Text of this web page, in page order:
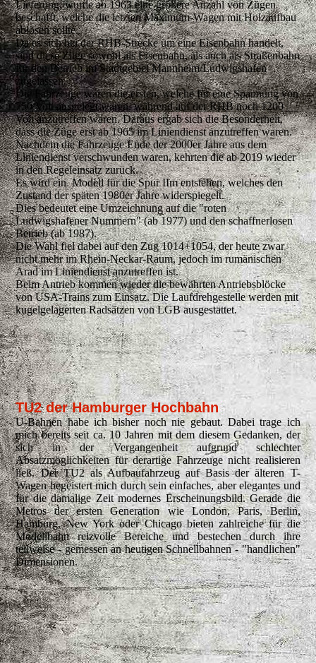
Lieferung, wurde ab 1963 eine größere Anzahl von Zügen
beschafft, welche die letzten Maximum-Wagen mit Holzaufbau
ablösen sollte.
Da es sich bei der RHB-Strecke um eine Eisenbahn handelt,
sind diese Züge sowohl als Eisenbahn, als auch als Straßenbahn
für den Betrieb im Stadtgebiet Mannheim/Ludwigshafen
zugelassen.
Die Fahrzeuge waren die ersten, welche für eine Spannung von
750 Volt ausgelegt waren, während auf der RHB noch 1200
Volt anzutreffen waren. Daraus ergab sich die Besonderheit,
dass die Züge erst ab 1965 im Liniendienst anzutreffen waren.
Nachdem die Fahrzeuge Ende der 2000er Jahre aus dem
Liniendienst verschwunden waren, kehrten die ab 2019 wieder
in den Regeleinsatz zurück.
Es wird ein Modell für die Spur IIm entstehen, welches den
Zustand der späten 1980er Jahre widerspiegelt.
Dies bedeutet eine Umzeichnung auf die "roten
Ludwigshafener Nummern" (ab 1977) und den schaffnerlosen
Betrieb (ab 1987).
Die Wahl fiel dabei auf den Zug 1014+1054, der heute zwar
nicht mehr im Rhein-Neckar-Raum, jedoch im rumänischen
Arad im Liniendienst anzutreffen ist.
Beim Antrieb kommen wieder die bewährten Antriebsblöcke
von USA-Trains zum Einsatz. Die Laufdrehgestelle werden mit
kugelgelagerten Radsätzen von LGB ausgestattet.
TU2 der Hamburger Hochbahn
U-Bahnen habe ich bisher noch nie gebaut. Dabei trage ich
mich bereits seit ca. 10 Jahren mit dem diesem Gedanken, der
sich in der Vergangenheit aufgrund schlechter
Absatzmöglichkeiten für derartige Fahrzeuge nicht realisieren
ließ. Der TU2 als Aufbaufahrzeug auf Basis der älteren T-
Wagen begeistert mich durch sein einfaches, aber elegantes und
für die damalige Zeit modernes Erscheinungsbild. Gerade die
Metros der ersten Generation wie London, Paris, Berlin,
Hamburg, New York oder Chicago bieten zahlreiche für die
Modellbahn reizvolle Bereiche und bestechen durch ihre
teilweise - gemessen an heutigen Schnellbahnen - "handlichen"
Dimensionen.